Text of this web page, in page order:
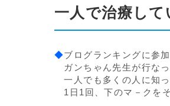
一人で治療し
◆ブログランキングに参
ガンちゃん先生が行な
一人でも多くの人に知っ
1日1回、下のマ－クを